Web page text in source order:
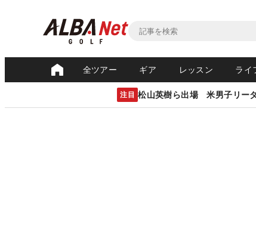
全ツアー ギア レッスン ライ
注目 松山英樹ら出場 米男子リー